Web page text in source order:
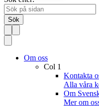
Sök
Om oss
Col 1
Kontakta
Alla våra
Om
Mer om